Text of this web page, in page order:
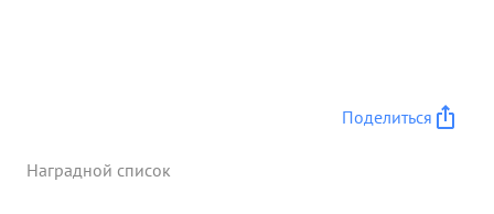
Поделиться
Наградной список